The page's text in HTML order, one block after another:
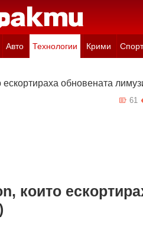
Авто Технологии Крими Спорт
ескортираха обновената
61
които